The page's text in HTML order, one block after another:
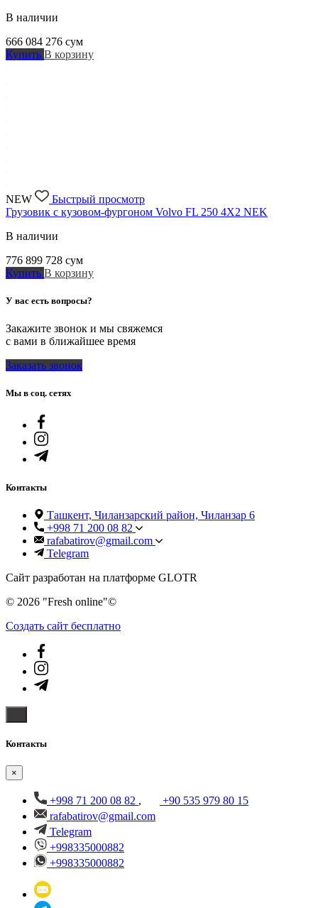
В наличии
666 084 276 сум
Купить В корзину
NEW
Быстрый просмотр
Грузовик с кузовом-фургоном Volvo FL 250 4X2 NEK
В наличии
776 899 728 сум
Купить В корзину
У вас есть вопросы?
Закажите звонок и мы свяжемся
с вами в ближайшее время
Заказать звонок
Мы в соц. сетях
Контакты
Ташкент, Чиланзарский район, Чиланзар 6
+998 71 200 08 82
rafabatirov@gmail.com
Telegram
Сайт разработан на платформе GLOTR
© 2026 "Fresh online"©️
Создать cайт бесплатно
Контакты
×
+998 71 200 08 82 ,
+90 535 979 80 15
rafabatirov@gmail.com
Telegram
+998335000882
+998335000882